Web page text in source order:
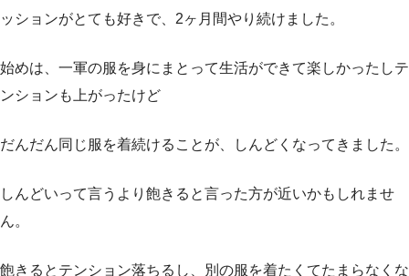
ッションがとても好きで、2ヶ月間やり続けました。
始めは、一軍の服を身にまとって生活ができて楽しかったしテ
ンションも上がったけど
だんだん同じ服を着続けることが、しんどくなってきました。
しんどいって言うより飽きると言った方が近いかもしれませ
ん。
飽きるとテンション落ちるし、別の服を着たくてたまらなくな